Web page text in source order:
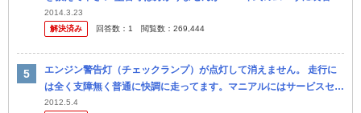
れていたよくあるやつです 1～6までの番号が横に並んでます
2014.3.23
解決済み
回答数： 1 閲覧数： 269,444
エンジン警告灯（チェックランプ）が点灯して消えません。 走行に
は全く支障無く普通に快調に走ってます。マニアルにはサービスセン
ターに行ってくださいとしか書いてないのですが、 どんな故障が考
2012.5.4